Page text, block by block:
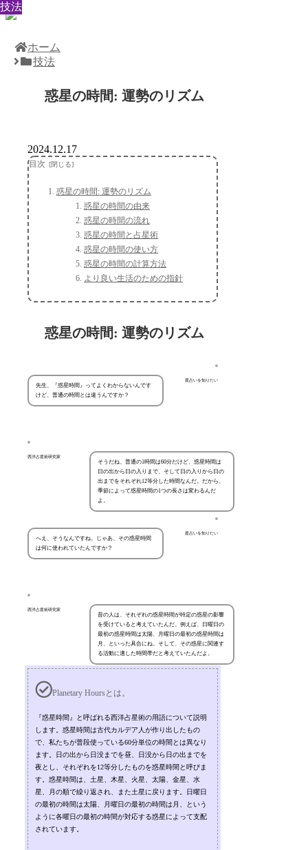
ホーム
技法
惑星の時間: 運勢のリズム
技法
2024.12.17
目次
惑星の時間: 運勢のリズム
惑星の時間の由来
惑星の時間の流れ
惑星の時間と占星術
惑星の時間の使い方
惑星の時間の計算方法
より良い生活のための指針
惑星の時間: 運勢のリズム
星占いを知りたい
先生、『惑星時間』ってよくわからないんです
けど、普通の時間とは違うんですか？
西洋占星術研究家
そうだね、普通の1時間は60分だけど、惑星時間は
日の出から日の入りまで、そして日の入りから日の
出までをそれぞれ12等分した時間なんだ。だから、
季節によって惑星時間の1つの長さは変わるんだ
よ。
星占いを知りたい
へえ、そうなんですね。じゃあ、その惑星時間
は何に使われていたんですか？
西洋占星術研究家
昔の人は、それぞれの惑星時間が特定の惑星の影響
を受けていると考えていたんだ。例えば、日曜日の
最初の惑星時間は太陽、月曜日の最初の惑星時間は
月、といった具合にね。そして、その惑星に関連す
る活動に適した時間帯だと考えていたんだよ。
Planetary Hoursとは。
『惑星時間』と呼ばれる西洋占星術の用語について説明
します。惑星時間は古代カルデア人が作り出したもの
で、私たちが普段使っている60分単位の時間とは異なり
ます。日の出から日没までを昼、日没から日の出までを
夜とし、それぞれを12等分したものを惑星時間と呼びま
す。惑星時間は、土星、木星、火星、太陽、金星、水
星、月の順で繰り返され、また土星に戻ります。日曜日
の最初の時間は太陽、月曜日の最初の時間は月、という
ように各曜日の最初の時間が対応する惑星によって支配
されています。
技法
技法
技法
技法
技法
技法
技法
技法